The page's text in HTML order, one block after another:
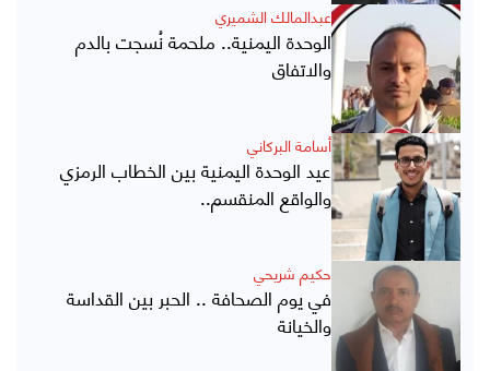
عبدالمالك الشميري
الوحدة اليمنية.. ملحمة نُسجت بالدم
والاتفاق
أسامة البركاني
عيد الوحدة اليمنية بين الخطاب الرمزي
والواقع المنقسم..
حكيم شريحي
في يوم الصحافة .. الحبر بين القداسة
والخيانة